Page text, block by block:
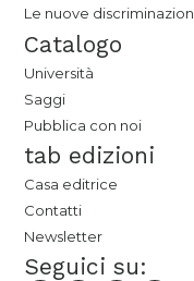
Le nuove
Catalogo
Università
Saggi
Pubblica con noi
tab edizioni
Casa editrice
Contatti
Newsletter
Seguici su: